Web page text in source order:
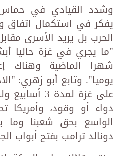
وشدد القيادي في
يفكر في استكمال اتفاق
الحرب بل يريد الأسرى
شهرا الماضية وهناك
يوميا". وتابع أبو زهري:
على غزة
دواء أو وقود، وأمريكا
الواسع بحق شعبنا وما
دونالد ترامب بفتح أبواب